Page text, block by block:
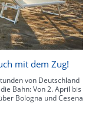
mit dem Zug!
von Deutschland
Bahn: Von 2. April bis
Bologna und Cesena